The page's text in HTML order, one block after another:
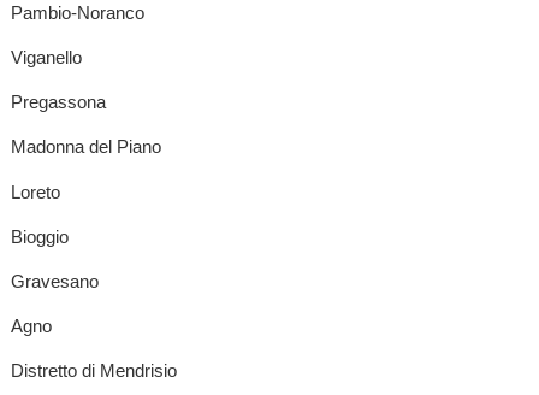
Pambio-Noranco
Viganello
Pregassona
Madonna del Piano
Loreto
Bioggio
Gravesano
Agno
Distretto di Mendrisio